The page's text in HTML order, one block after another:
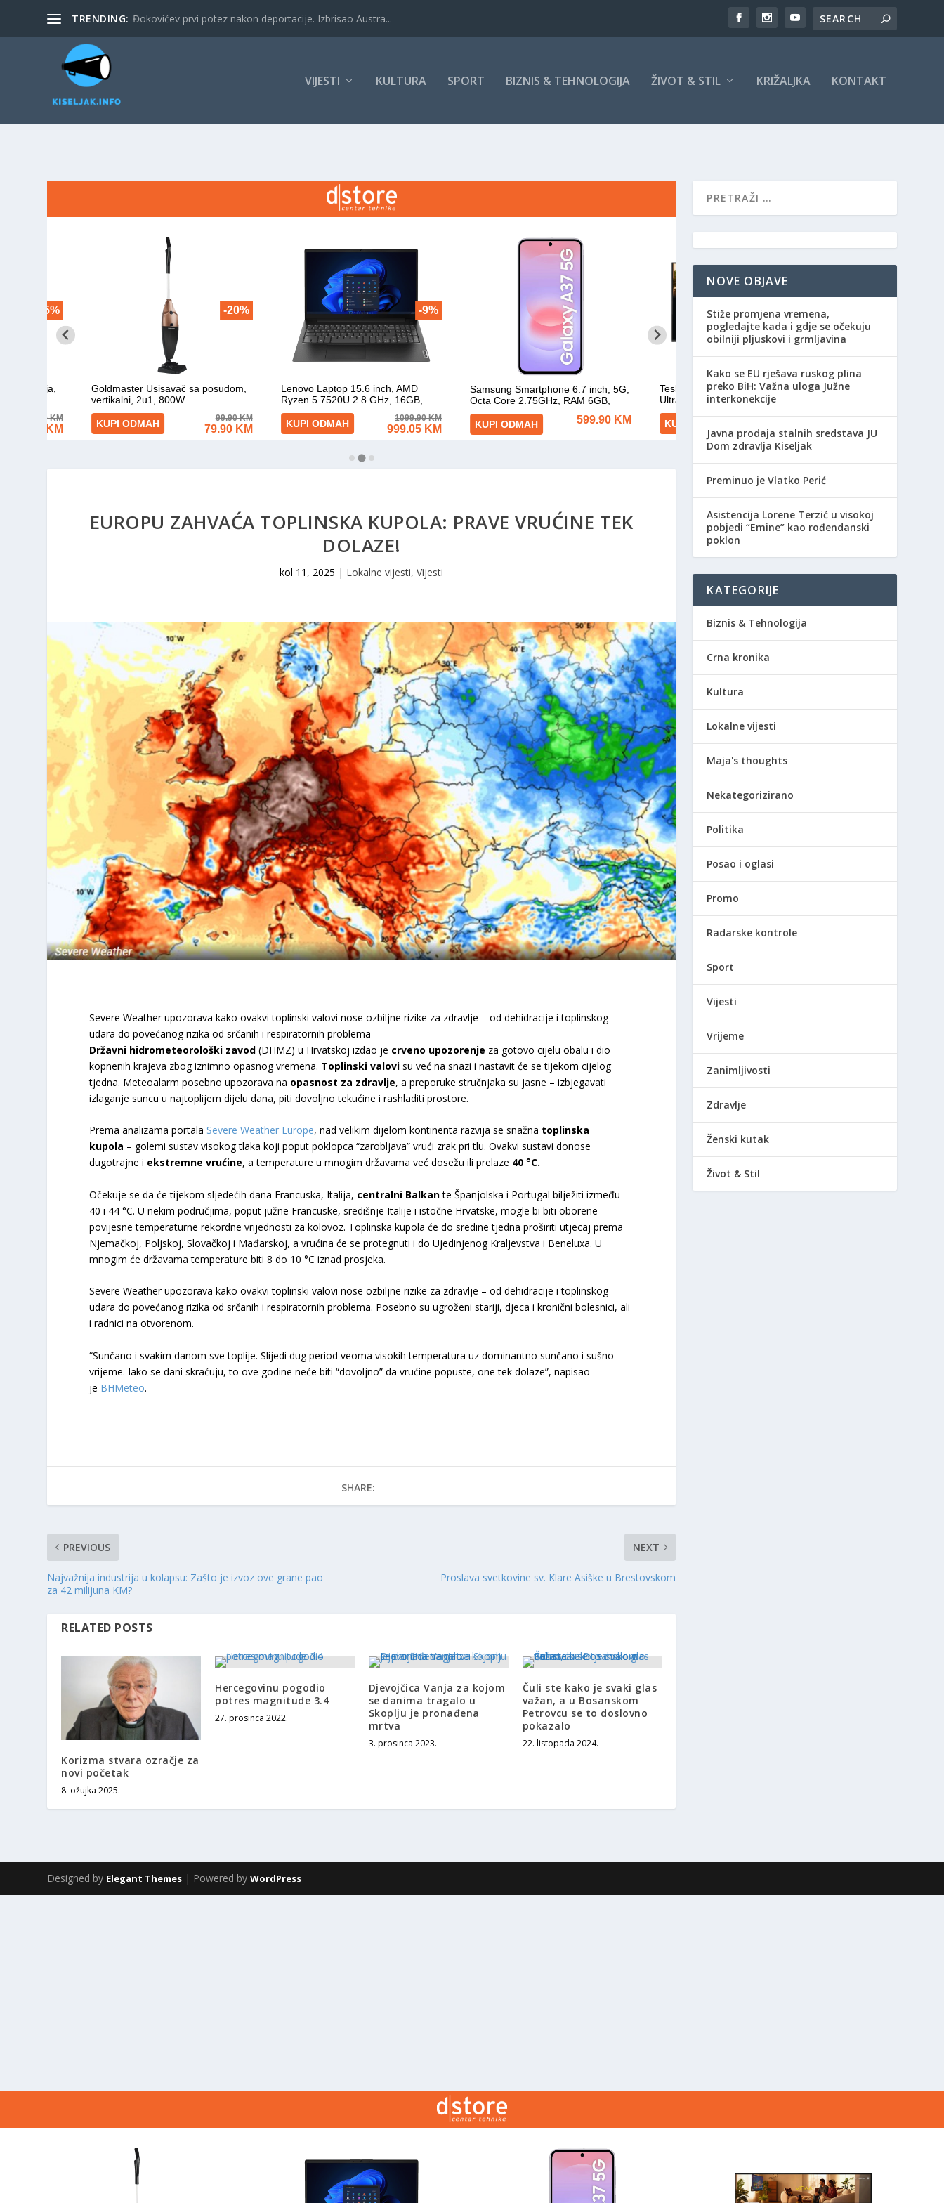
TRENDING: Đokovićev prvi potez nakon deportacije. Izbrisao Austra...
VIJESTI KULTURA SPORT BIZNIS & TEHNOLOGIJA ŽIVOT & STIL KRIŽALJKA KONTAKT
EUROPU ZAHVAĆA TOPLINSKA KUPOLA: PRAVE VRUĆINE TEK
DOLAZE!
kol 11, 2025 | Lokalne vijesti,Vijesti
Severe Weather upozorava kako ovakvi toplinski valovi nose ozbiljne rizike za zdravlje – od dehidracije i toplinskog
udara do povećanog rizika od srčanih i respiratornih problema
Državni hidrometeorološki zavod(DHMZ) u Hrvatskoj izdao je crveno upozorenje za gotovo cijelu obalu i dio
kopnenih krajeva zbog iznimno opasnog vremena. Toplinski valovi su već na snazi i nastavit će se tijekom cijelog
tjedna. Meteoalarm posebno upozorava na opasnost za zdravlje, a preporuke stručnjaka su jasne – izbjegavati
izlaganje suncu u najtoplijem dijelu dana, piti dovoljno tekućine i rashladiti prostore.
Prema analizama portala Severe Weather Europe, nad velikim dijelom kontinenta razvija se snažna toplinska
kupola – golemi sustav visokog tlaka koji poput poklopca “zarobljava” vrući zrak pri tlu. Ovakvi sustavi donose
dugotrajne i ekstremne vrućine, a temperature u mnogim državama već dosežu ili prelaze 40 °C.
Očekuje se da će tijekom sljedećih dana Francuska, Italija, centralni Balkante Španjolska i Portugal bilježiti između
40 i 44 °C. U nekim područjima, poput južne Francuske, središnje Italije i istočne Hrvatske, mogle bi biti oborene
povijesne temperaturne rekordne vrijednosti za kolovoz. Toplinska kupola će do sredine tjedna proširiti utjecaj prema
Njemačkoj, Poljskoj, Slovačkoj i Mađarskoj, a vrućina će se protegnuti i do Ujedinjenog Kraljevstva i Beneluxa. U
mnogim će državama temperature biti 8 do 10 °C iznad prosjeka.
Severe Weather upozorava kako ovakvi toplinski valovi nose ozbiljne rizike za zdravlje – od dehidracije i toplinskog
udara do povećanog rizika od srčanih i respiratornih problema. Posebno su ugroženi stariji, djeca i kronični bolesnici, ali
i radnici na otvorenom.
“Sunčano i svakim danom sve toplije. Slijedi dug period veoma visokih temperatura uz dominantno sunčano i sušno
vrijeme. Iako se dani skraćuju, to ove godine neće biti “dovoljno” da vrućine popuste, one tek dolaze”, napisao
je BHMeteo.
SHARE:
PREVIOUS
Najvažnija industrija u kolapsu: Zašto je izvoz ove grane pao
za 42 milijuna KM?
NEXT
Proslava svetkovine sv. Klare Asiške u Brestovskom
RELATED POSTS
Korizma stvara ozračje za
novi početak
8. ožujka 2025.
Hercegovinu pogodio
potres magnitude 3.4
27. prosinca 2022.
Djevojčica Vanja za kojom
se danima tragalo u
Skoplju je pronađena
mrtva
3. prosinca 2023.
Čuli ste kako je svaki glas
važan, a u Bosanskom
Petrovcu se to doslovno
pokazalo
22. listopada 2024.
NOVE OBJAVE
Stiže promjena vremena,
pogledajte kada i gdje se očekuju
obilniji pljuskovi i grmljavina
Kako se EU rješava ruskog plina
preko BiH: Važna uloga Južne
interkonekcije
Javna prodaja stalnih sredstava JU
Dom zdravlja Kiseljak
Preminuo je Vlatko Perić
Asistencija Lorene Terzić u visokoj
pobjedi “Emine” kao rođendanski
poklon
KATEGORIJE
Biznis & Tehnologija
Crna kronika
Kultura
Lokalne vijesti
Maja's thoughts
Nekategorizirano
Politika
Posao i oglasi
Promo
Radarske kontrole
Sport
Vijesti
Vrijeme
Zanimljivosti
Zdravlje
Ženski kutak
Život & Stil
Designed by Elegant Themes | Powered byWordPress